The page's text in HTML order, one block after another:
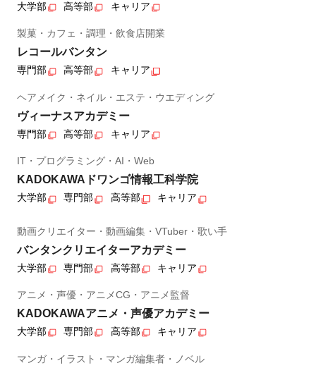
大学部 高等部 キャリア
製菓・カフェ・調理・飲食店開業
レコールバンタン
専門部 高等部 キャリア
ヘアメイク・ネイル・エステ・ウエディング
ヴィーナスアカデミー
専門部 高等部 キャリア
IT・プログラミング・AI・Web
KADOKAWAドワンゴ情報工科学院
大学部 専門部 高等部 キャリア
動画クリエイター・動画編集・VTuber・歌い手
バンタンクリエイターアカデミー
大学部 専門部 高等部 キャリア
アニメ・声優・アニメCG・アニメ監督
KADOKAWAアニメ・声優アカデミー
大学部 専門部 高等部 キャリア
マンガ・イラスト・マンガ編集者・ノベル